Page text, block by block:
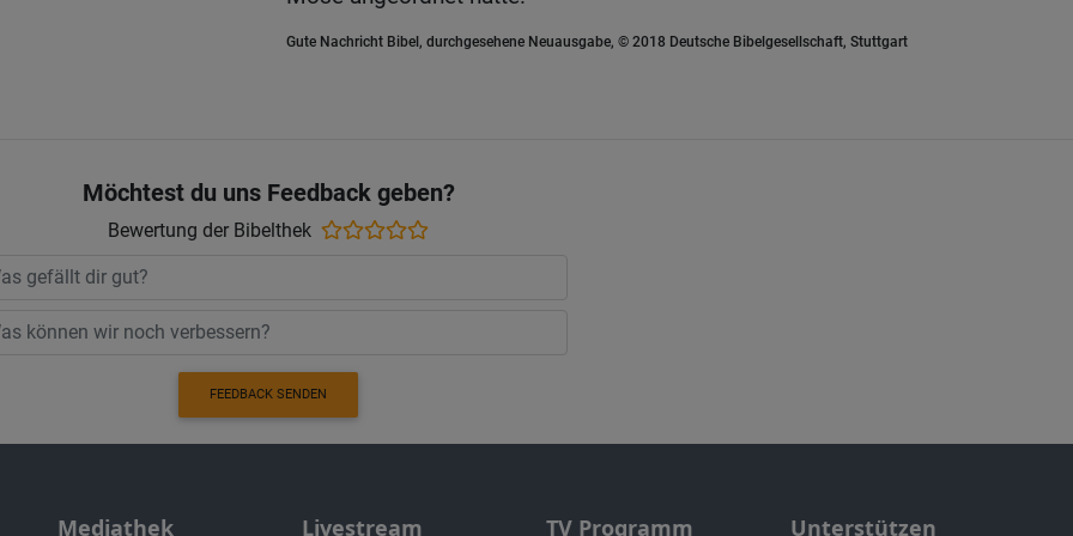
Gute Nachricht Bibel, durchgesehene Neuausgabe, © 2018 Deutsche Bibelgesellschaft, Stuttgart
Möchtest du uns Feedback geben?
Bewertung der Bibelthek
FEEDBACK SENDEN
Mediathek Livestream TV Programm Unterstützen